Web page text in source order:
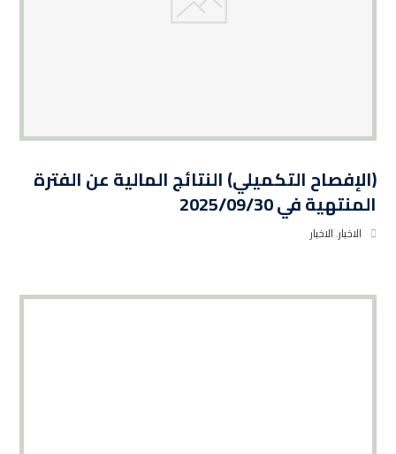
(الإفصاح التكميلي) النتائج المالية عن الفترة
المنتهية في 2025/09/30
الاخبار,الاخبار